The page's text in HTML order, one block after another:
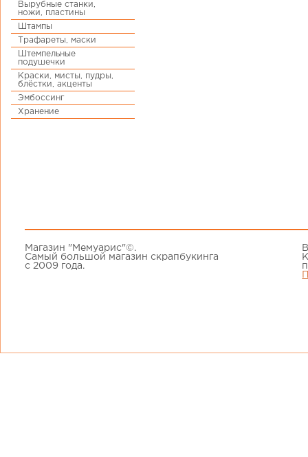
Вырубные станки,
ножи, пластины
Штампы
Трафареты, маски
Штемпельные
подушечки
Краски, мисты, пудры,
блёстки, акценты
Эмбоссинг
Хранение
Магазин "Мемуарис"©.
Самый большой магазин скрапбукинга
с 2009 года.